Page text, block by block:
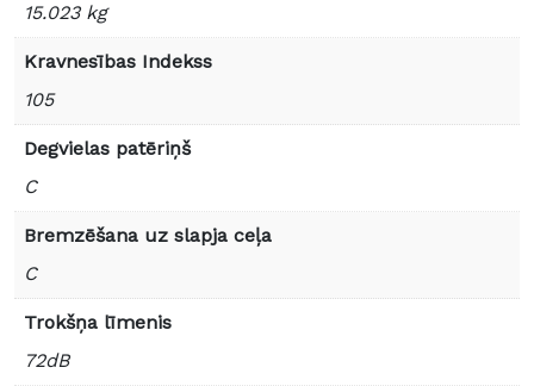
15.023 kg
Kravnesības Indekss
105
Degvielas patēriņš
C
Bremzēšana uz slapja ceļa
C
Trokšņa līmenis
72dB